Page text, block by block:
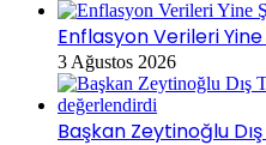
Enflasyon Verileri Yine
3 Ağustos 2026
Başkan Zeytinoğlu